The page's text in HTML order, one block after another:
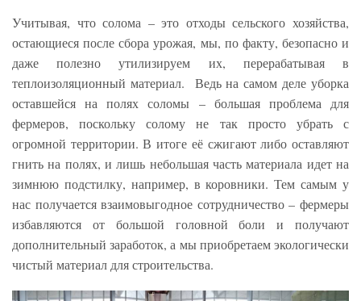
Учитывая, что солома – это отходы сельского хозяйства,
остающиеся после сбора урожая, мы, по факту, безопасно и
даже полезно утилизируем их, перерабатывая в
теплоизоляционный материал. Ведь на самом деле уборка
оставшейся на полях соломы – большая проблема для
фермеров, поскольку солому не так просто убрать с
огромной территории. В итоге её сжигают либо оставляют
гнить на полях, и лишь небольшая часть материала идет на
зимнюю подстилку, например, в коровники. Тем самым у
нас получается взаимовыгодное сотрудничество – фермеры
избавляются от большой головной боли и получают
дополнительный заработок, а мы приобретаем экологически
чистый материал для строительства.